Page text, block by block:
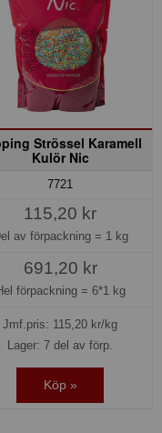
Strössel Karamell
Kulör Nic
7721
115,20 kr
av förpackning = 1 kg
691,20 kr
förpackning = 6*1 kg
Jmf.pris: 115,20 kr/kg
Lager: 7 del av förp.
Köp »